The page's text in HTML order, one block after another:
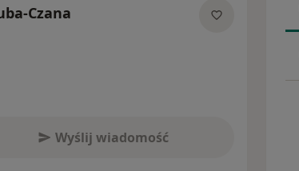
Czana
Wyślij wiadomość